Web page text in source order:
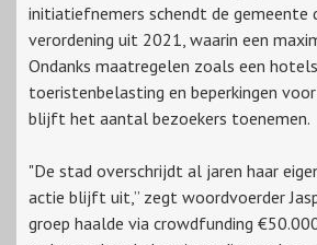
initiatiefnemers schendt de gemeente
verordening uit 2021, waarin een
Ondanks maatregelen zoals een
toeristenbelasting en beperkingen voor
blijft het aantal bezoekers toenemen.
"De stad overschrijdt al jaren haar
actie blijft uit,” zegt woordvoerder
groep haalde via crowdfunding